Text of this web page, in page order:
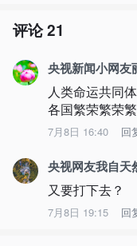
评论21
央视新闻小网
人类命运共同
各国繁荣繁荣
7月8日 16:40 回
央视网友我自天
又要打下去？
7月8日 19:15 回